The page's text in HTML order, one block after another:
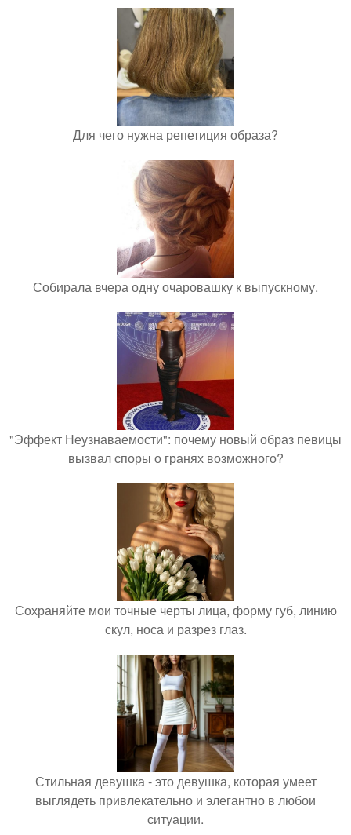
Для чего нужна репетиция образа?
Собирала вчера одну очаровашку к выпускному.
"Эффект Неузнаваемости": почему новый образ певицы
вызвал споры о гранях возможного?
Сохраняйте мои точные черты лица, форму губ, линию
скул, носа и разрез глаз.
Стильная девушка - это девушка, которая умеет
выглядеть привлекательно и элегантно в любои
ситуации.